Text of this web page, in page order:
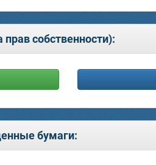
собственности):
бумаги: